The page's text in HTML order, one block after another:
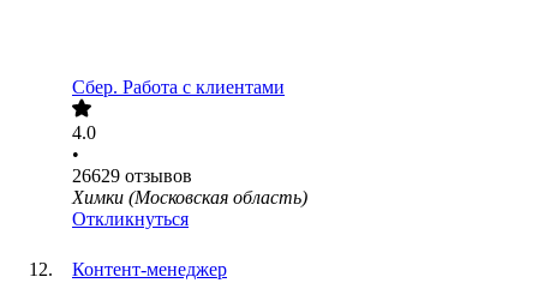
Сбер. Работа с клиентами
4.0
•
26629 отзывов
Химки (Московская область)
Откликнуться
Контент-менеджер